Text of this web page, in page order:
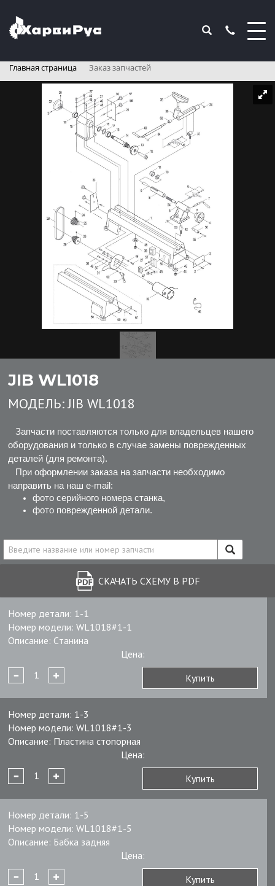
Главная страница Заказ запчастей
JIB WL1018
МОДЕЛЬ:JIB WL1018
Запчасти поставляются только для владельцев нашего
оборудования и только в случае замены поврежденных
деталей (для ремонта).
При оформлении заказа на запчасти необходимо
направить на наш e-mail:
фото серийного номера станка,
фото поврежденной детали.
СКАЧАТЬ СХЕМУ В PDF
Номер детали: 1-1
Номер модели: WL1018#1-1
Описание: Cтанина
Цена:
Купить
Номер детали: 1-3
Номер модели: WL1018#1-3
Описание: Пластина стопорная
Цена:
Купить
Номер детали: 1-5
Номер модели: WL1018#1-5
Описание: Бабка задняя
Цена:
Купить